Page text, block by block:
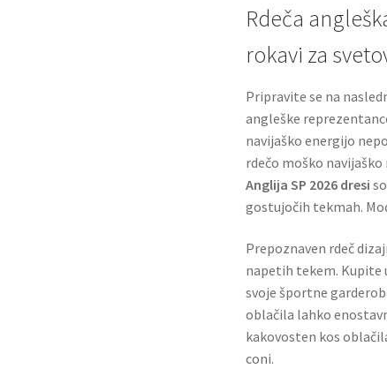
Rdeča
rokavi za
Pripravite se na
angleške
navijaško energijo
rdečo moško
Anglija SP 2026 dresi
gostujočih tekmah.
Prepoznaven rdeč
napetih tekem. Kupite
svoje športne
oblačila lahko
kakovosten kos
coni.